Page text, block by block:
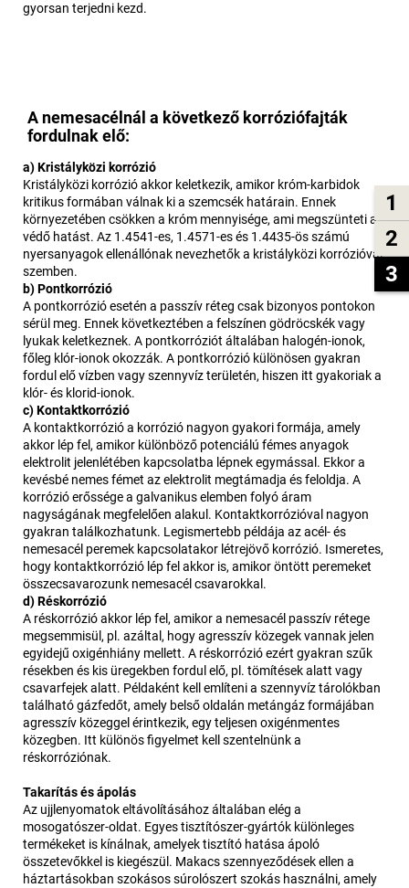
1
2
3
gyorsan terjedni kezd.
A nemesacélnál a következő korróziófajták
fordulnak elő:
a) Kristályközi korrózió
Kristályközi korrózió akkor keletkezik, amikor króm-karbidok
kritikus formában válnak ki a szemcsék határain. Ennek
környezetében csökken a króm mennyisége, ami megszünteti a
védő hatást. Az 1.4541-es, 1.4571-es és 1.4435-ös számú
nyersanyagok ellenállónak nevezhetők a kristályközi korrózióval
szemben.
b) Pontkorrózió
A pontkorrózió esetén a passzív réteg csak bizonyos pontokon
sérül meg. Ennek következtében a felszínen gödröcskék vagy
lyukak keletkeznek. A pontkorróziót általában halogén-ionok,
főleg klór-ionok okozzák. A pontkorrózió különösen gyakran
fordul elő vízben vagy szennyvíz területén, hiszen itt gyakoriak a
klór- és klorid-ionok.
c) Kontaktkorrózió
A kontaktkorrózió a korrózió nagyon gyakori formája, amely
akkor lép fel, amikor különböző potenciálú fémes anyagok
elektrolit jelenlétében kapcsolatba lépnek egymással. Ekkor a
kevésbé nemes fémet az elektrolit megtámadja és feloldja. A
korrózió erőssége a galvanikus elemben folyó áram
nagyságának megfelelően alakul. Kontaktkorrózióval nagyon
gyakran találkozhatunk. Legismertebb példája az acél- és
nemesacél peremek kapcsolatakor létrejövő korrózió. Ismeretes,
hogy kontaktkorrózió lép fel akkor is, amikor öntött peremeket
összecsavarozunk nemesacél csavarokkal.
d) Réskorrózió
A réskorrózió akkor lép fel, amikor a nemesacél passzív rétege
megsemmisül, pl. azáltal, hogy agresszív közegek vannak jelen
egyidejű oxigénhiány mellett. A réskorrózió ezért gyakran szűk
résekben és kis üregekben fordul elő, pl. tömítések alatt vagy
csavarfejek alatt. Példaként kell említeni a szennyvíz tárolókban
található gázfedőt, amely belső oldalán metángáz formájában
agresszív közeggel érintkezik, egy teljesen oxigénmentes
közegben. Itt különös figyelmet kell szentelnünk a
réskorróziónak.
Takarítás és ápolás
Az ujjlenyomatok eltávolításához általában elég a
mosogatószer-oldat. Egyes tisztítószer-gyártók különleges
termékeket is kínálnak, amelyek tisztító hatása ápoló
összetevőkkel is kiegészül. Makacs szennyeződések ellen a
háztartásokban szokásos súrolószert szokás használni, amely